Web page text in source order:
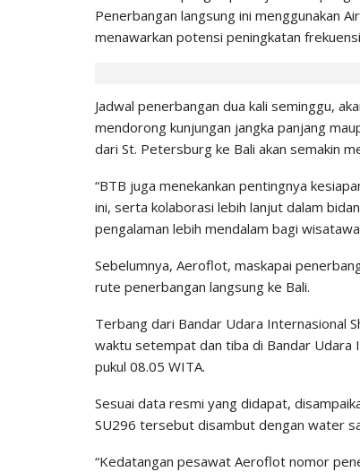
Penerbangan langsung ini menggunakan
menawarkan potensi peningkatan
Jadwal penerbangan dua kali seminggu,
mendorong kunjungan jangka panjang
dari St. Petersburg ke Bali akan semakin
“BTB juga menekankan pentingnya
ini, serta kolaborasi lebih lanjut dalam
pengalaman lebih mendalam bagi
Sebelumnya, Aeroflot, maskapai
rute penerbangan langsung ke Bali.
Terbang dari Bandar Udara Internasional
waktu setempat dan tiba di Bandar Udara
pukul 08.05 WITA.
Sesuai data resmi yang didapat,
SU296 tersebut disambut dengan water
“Kedatangan pesawat Aeroflot nomor